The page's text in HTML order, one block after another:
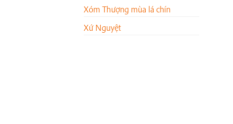
Xóm Thượng mùa lá chín
Xứ Nguyệt